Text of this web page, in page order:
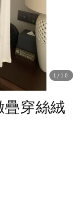
1 /10
疊穿絲絨